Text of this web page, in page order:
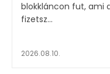
blokkláncon fut, ami
fizetsz...
2026.08.10.